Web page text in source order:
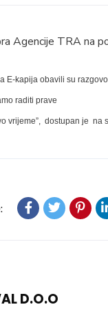
Agencije TRA na
E-kapija obavili su
raditi prave
vrijeme”, dostupan je na
D.O.O